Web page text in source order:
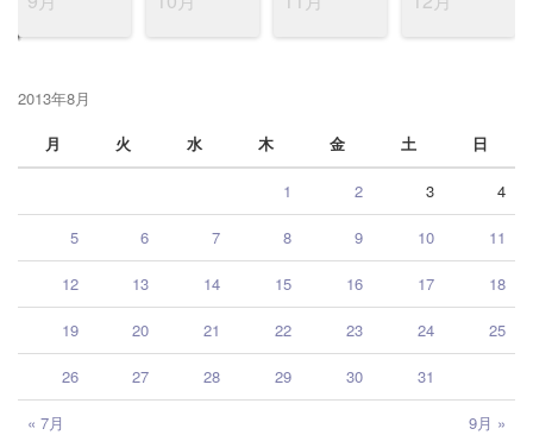
2013年8月
月
火 水 木 金 土 日
« 7月 9月 »
1 2 3 4
5 6 7 8 9 10 11
12 13 14 15 16 17 18
19 20 21 22 23 24 25
26 27 28 29 30 31